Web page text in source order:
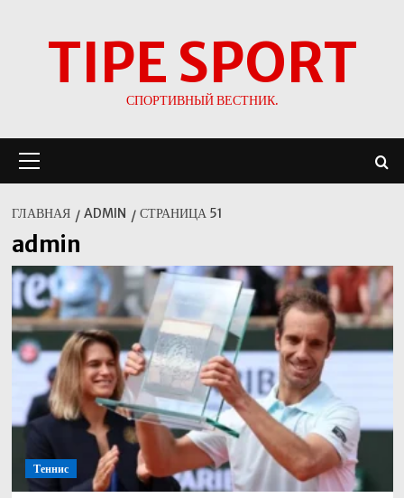
TIPE SPORT
СПОРТИВНЫЙ ВЕСТНИК.
меню
ГЛАВНАЯ ADMIN СТРАНИЦА 51
admin
Теннис